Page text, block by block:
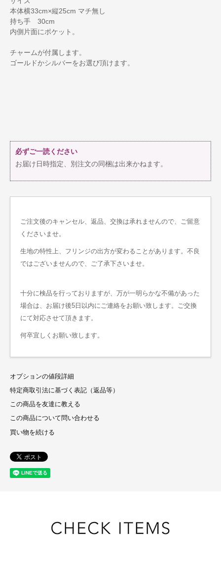
本体横33cm×縦25cm マチ無し
持ち手 30cm
内側片面にポケット。
チャームが付属します。
ゴールドかシルバーをお選び頂けます。
必ずご一読ください
お届け日時指定、別注文の同梱は出来かねます。
ご注文後のキャンセル、返品、交換は承れませんので、ご留意
くださいませ。
生地の特性上、フリンジの出方が変わることがあります。不良
ではございませんので、ご了承下さいませ。
十分に検品を行っておりますが、万が一明らかな不備があった
場合は、お届け後5日以内にご連絡をお願い致します。ご交換
にて対応させて頂きます。
何卒宜しくお願い致します。
オプションの値段詳細
特定商取引法に基づく表記（返品等）
この商品を友達に教える
この商品について問い合わせる
買い物を続ける